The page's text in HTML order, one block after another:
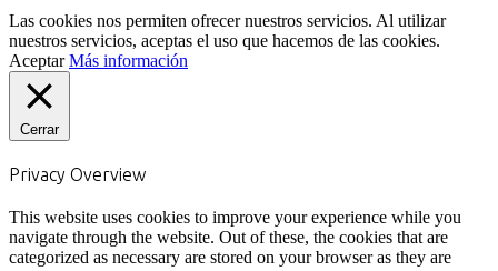
Las cookies nos permiten ofrecer nuestros servicios. Al utilizar
nuestros servicios, aceptas el uso que hacemos de las cookies.
Aceptar Más información
Cerrar
Privacy Overview
This website uses cookies to improve your experience while you
navigate through the website. Out of these, the cookies that are
categorized as necessary are stored on your browser as they are